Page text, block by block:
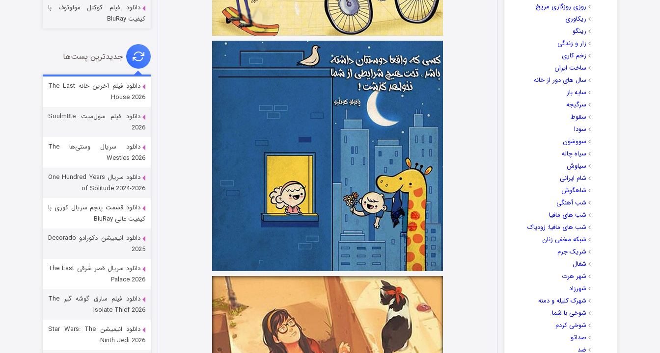
روزی روزگاری مریخ
ریکاوری
رینگو
زار و زندگی
زخم کاری
ساخت ایران
سال های دور از خانه
سایه باز
سرگیجه
سقوط
سودا
سووشون
سیاه چاله
سیاوش
شام ایرانی
شاهگوش
شب آهنگی
شب های مافیا
شب های مافیا: زودیاک
شبکه مخفی زنان
شریک جرم
شغال
شهر هرت
شهرزاد
شهرک کلیله و دمنه
شوخی با شما
شوخی کردم
صداتو
ضد
قسمت
باب اسفنجی فصل ۱۷
قسمت
دانلود فیلم کوکتل مولوتوف با
کیفیت BluRay
جدیدترین پست‌ها
دانلود فیلم آخرین خانه The Last
House 2026
دانلود فیلم سول‌میت Soulm8te
2026
دانلود سریال وستی‌ها The
Westies 2026
دانلود سریال One Hundred Years
of Solitude 2024-2026
دانلود قسمت پنجم سریال کوری با
کیفیت عالی BluRay
دانلود انیمیشن دکورادو Decorado
2025
دانلود سریال قصر شرقی The East
Palace 2026
دانلود فیلم سارق گوشه گیر The
Isolate Thief 2026
دانلود انیمیشن Star Wars: The
Ninth Jedi 2026